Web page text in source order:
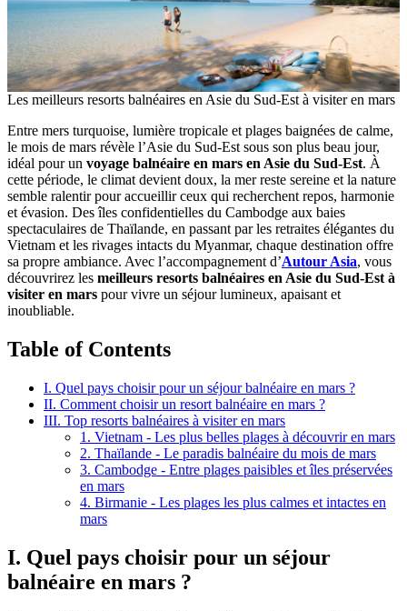
Les meilleurs resorts balnéaires en Asie du Sud-Est à visiter en mars
Entre mers turquoise, lumière tropicale et plages baignées de calme,
le mois de mars révèle l’Asie du Sud-Est sous son plus beau jour,
idéal pour un voyage balnéaire en mars en Asie du Sud-Est. À
cette période, le climat devient doux, la mer reste sereine et la nature
semble ralentir pour accueillir ceux qui recherchent repos, harmonie
et évasion. Des îles confidentielles du Cambodge aux baies
spectaculaires de Thaïlande, en passant par les retraites élégantes du
Vietnam et les rivages intacts du Myanmar,‎ chaque destination offre
sa propre ambiance.‎ Avec l’accompagnement d’Autour Asia,‎ vous
découvrirez les meilleurs resorts balnéaires en Asie du Sud-Est à
visiter en mars pour vivre un séjour lumineux, apaisant et
inoubliable.
Table of Contents
I. Quel pays choisir pour un séjour balnéaire en mars ?
II. Comment choisir un resort balnéaire en mars ?
III. Top resorts balnéaires à visiter en mars
1. Vietnam - Les plus belles plages à découvrir en mars
2. Thaïlande - Le paradis balnéaire du mois de mars
3. Cambodge - Entre plages paisibles et îles préservées
en mars
4. Birmanie - Les plages les plus calmes et intactes en
mars
I. Quel pays choisir pour un séjour
balnéaire en mars ?